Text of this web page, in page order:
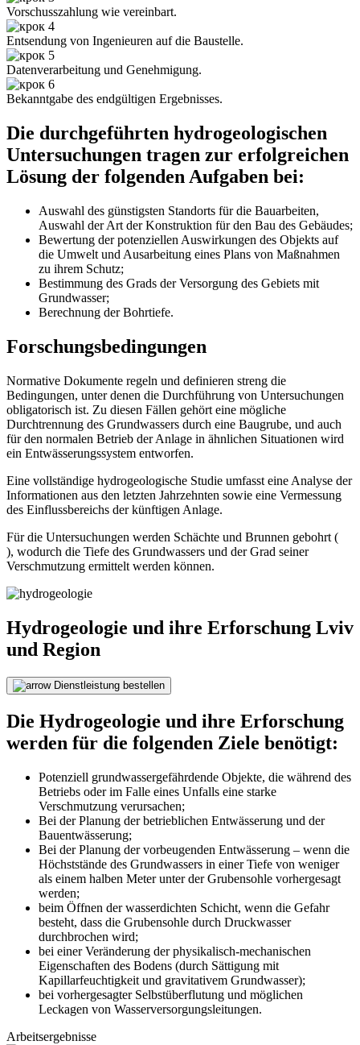
Vorschusszahlung wie vereinbart.
Entsendung von Ingenieuren auf die Baustelle.
Datenverarbeitung und Genehmigung.
Bekanntgabe des endgültigen Ergebnisses.
Die durchgeführten hydrogeologischen
Untersuchungen tragen zur erfolgreichen
Lösung der folgenden Aufgaben bei:
Auswahl des günstigsten Standorts für die Bauarbeiten,
Auswahl der Art der Konstruktion für den Bau des Gebäudes;
Bewertung der potenziellen Auswirkungen des Objekts auf
die Umwelt und Ausarbeitung eines Plans von Maßnahmen
zu ihrem Schutz;
Bestimmung des Grads der Versorgung des Gebiets mit
Grundwasser;
Berechnung der Bohrtiefe.
Forschungsbedingungen
Normative Dokumente regeln und definieren streng die
Bedingungen, unter denen die Durchführung von Untersuchungen
obligatorisch ist. Zu diesen Fällen gehört eine mögliche
Durchtrennung des Grundwassers durch eine Baugrube, und auch
für den normalen Betrieb der Anlage in ähnlichen Situationen wird
ein Entwässerungssystem entworfen.
Eine vollständige hydrogeologische Studie umfasst eine Analyse der
Informationen aus den letzten Jahrzehnten sowie eine Vermessung
des Einflussbereichs der künftigen Anlage.
Für die Untersuchungen werden Schächte und Brunnen gebohrt (
), wodurch die Tiefe des Grundwassers und der Grad seiner
Verschmutzung ermittelt werden können.
Hydrogeologie und ihre Erforschung Lviv
und Region
Dienstleistung bestellen
Die Hydrogeologie und ihre Erforschung
werden für die folgenden Ziele benötigt:
Potenziell grundwassergefährdende Objekte, die während des
Betriebs oder im Falle eines Unfalls eine starke
Verschmutzung verursachen;
Bei der Planung der betrieblichen Entwässerung und der
Bauentwässerung;
Bei der Planung der vorbeugenden Entwässerung – wenn die
Höchststände des Grundwassers in einer Tiefe von weniger
als einem halben Meter unter der Grubensohle vorhergesagt
werden;
beim Öffnen der wasserdichten Schicht, wenn die Gefahr
besteht, dass die Grubensohle durch Druckwasser
durchbrochen wird;
bei einer Veränderung der physikalisch-mechanischen
Eigenschaften des Bodens (durch Sättigung mit
Kapillarfeuchtigkeit und gravitativem Grundwasser);
bei vorhergesagter Selbstüberflutung und möglichen
Leckagen von Wasserversorgungsleitungen.
Arbeitsergebnisse